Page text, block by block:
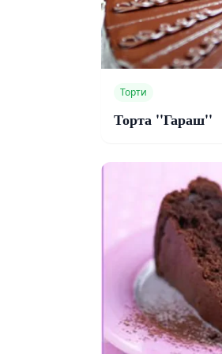
Торти
Торта ''Гараш''